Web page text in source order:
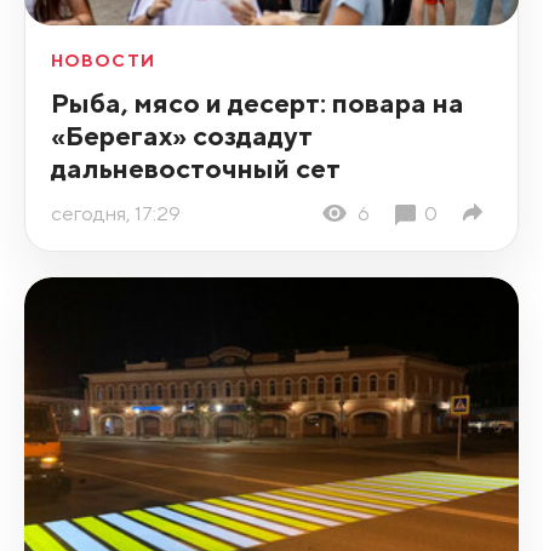
НОВОСТИ
Рыба, мясо и десерт: повара на
«Берегах» создадут
дальневосточный сет
сегодня, 17:29 6 0